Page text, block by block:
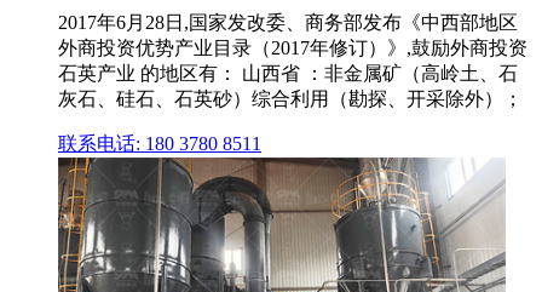
2017年6月28日,国家发改委、商务部发布《中西部地区
外商投资优势产业目录（2017年修订）》,鼓励外商投资
石英产业 的地区有： 山西省 ：非金属矿（高岭土、石
灰石、硅石、石英砂）综合利用（勘探、开采除外）；
联系电话: 180 3780 8511